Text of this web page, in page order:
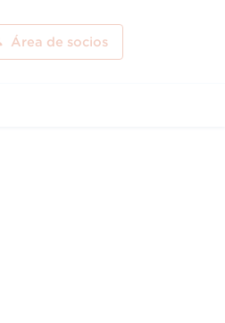
Área de socios